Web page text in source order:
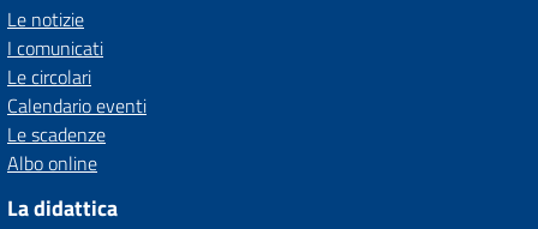
Le notizie
I comunicati
Le circolari
Calendario eventi
Le scadenze
Albo online
La didattica